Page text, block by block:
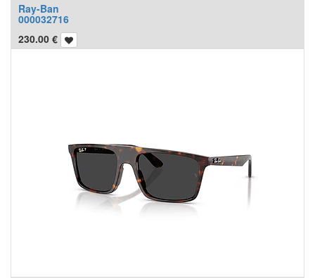
Ray-Ban
000032716
230.00 €